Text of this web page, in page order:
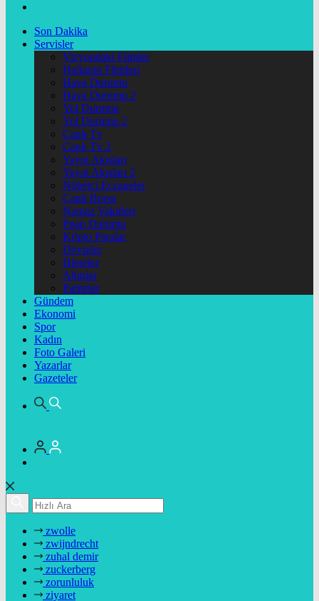
Son Dakika
Servisler
Vizyondaki Filmler
Haftanin Filmleri
Hava Durumu
Hava Durumu 2
Yol Durumu
Yol Durumu 2
Canlı Tv
Canlı Tv 2
Yayın Akışları
Yayın Akışları 2
Nöbetçi Eczaneler
Canlı Borsa
Namaz Vakitleri
Puan Durumu
Kripto Paralar
Dövizler
Hisseler
Altınlar
Pariteler
Gündem
Ekonomi
Spor
Kadın
Foto Galeri
Yazarlar
Gazeteler
zwolle
zwijndrecht
zuhal demir
zuckerberg
zorunluluk
ziyaret